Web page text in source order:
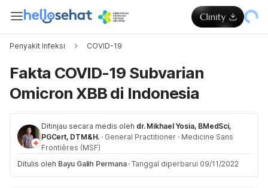
Penyakit Infeksi COVID-19
Fakta COVID-19 Subvarian
Omicron XBB di Indonesia
Ditinjau secara medis oleh dr. Mikhael Yosia, BMedSci,
PGCert, DTM&H. · General Practitioner · Medicine Sans
Frontières (MSF)
Ditulis oleh Bayu Galih Permana · Tanggal diperbarui 09/11/2022